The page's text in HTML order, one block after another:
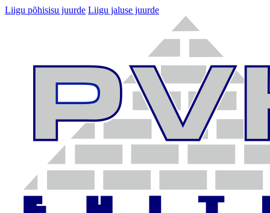
Liigu põhisisu juurde Liigu jaluse juurde